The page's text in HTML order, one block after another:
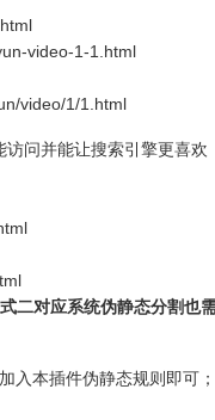
video-1-1.html
video/1/1.html
问并能让搜索引擎更喜欢
二对应系统伪静态分割也
入本插件伪静态规则即可